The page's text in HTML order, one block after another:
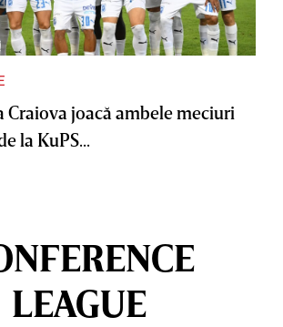
Craiova joacă ambele meciuri
la KuPS...
LEAGUE